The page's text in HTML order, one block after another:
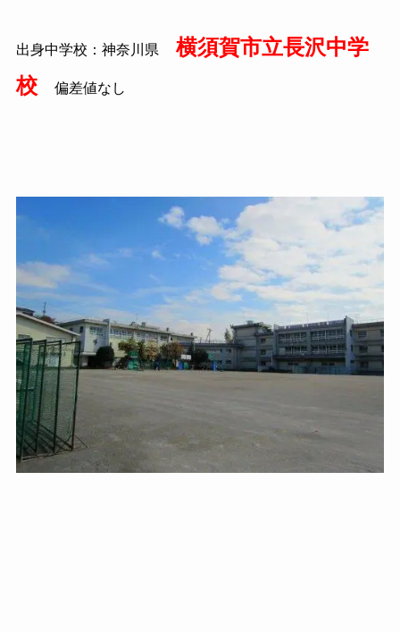
出身中学校：神奈川県 横須賀市立長沢中学
校
偏差値なし